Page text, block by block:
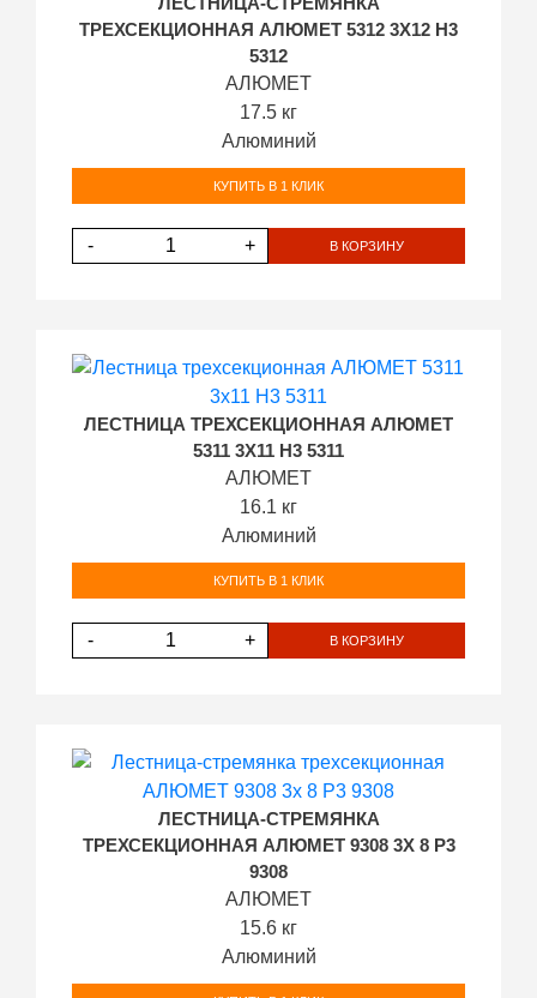
ТРЕХСЕКЦИОННАЯ АЛЮМЕТ 5312 3Х12 H3
5312
АЛЮМЕТ
17.5 кг
Алюминий
КУПИТЬ В 1 КЛИК
- + В КОРЗИНУ
ЛЕСТНИЦА ТРЕХСЕКЦИОННАЯ АЛЮМЕТ
5311 3Х11 H3 5311
АЛЮМЕТ
16.1 кг
Алюминий
КУПИТЬ В 1 КЛИК
- + В КОРЗИНУ
ЛЕСТНИЦА-СТРЕМЯНКА
ТРЕХСЕКЦИОННАЯ АЛЮМЕТ 9308 3Х 8 P3
9308
АЛЮМЕТ
15.6 кг
Алюминий